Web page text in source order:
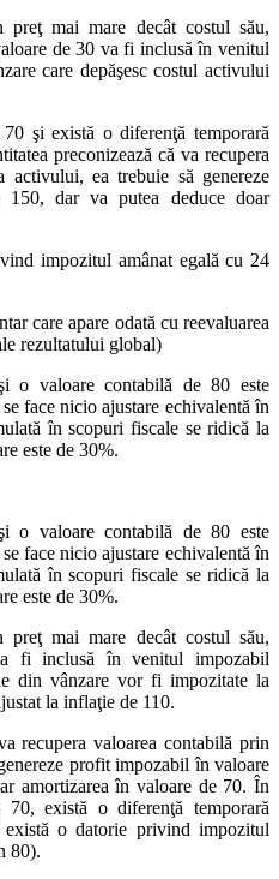
mai mare decât costul său,
de 30 va fi inclusă în venitul
care depăşesc costul activului
şi există o diferenţă temporară
preconizează că va recupera
activului, ea trebuie să genereze
dar va putea deduce doar
impozitul amânat egală cu 24
care apare odată cu reevaluarea
rezultatului global)
valoare contabilă de 80 este
face nicio ajustare echivalentă în
în scopuri fiscale se ridică la
este de 30%.
valoare contabilă de 80 este
face nicio ajustare echivalentă în
în scopuri fiscale se ridică la
este de 30%.
mai mare decât costul său,
fi inclusă în venitul impozabil
din vânzare vor fi impozitate la
la inflaţie de 110.
recupera valoarea contabilă prin
profit impozabil în valoare
amortizarea în valoare de 70. În
există o diferenţă temporară
o datorie privind impozitul
80).